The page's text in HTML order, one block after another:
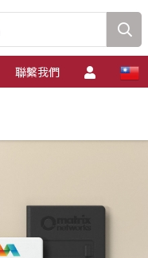
聯繫我們